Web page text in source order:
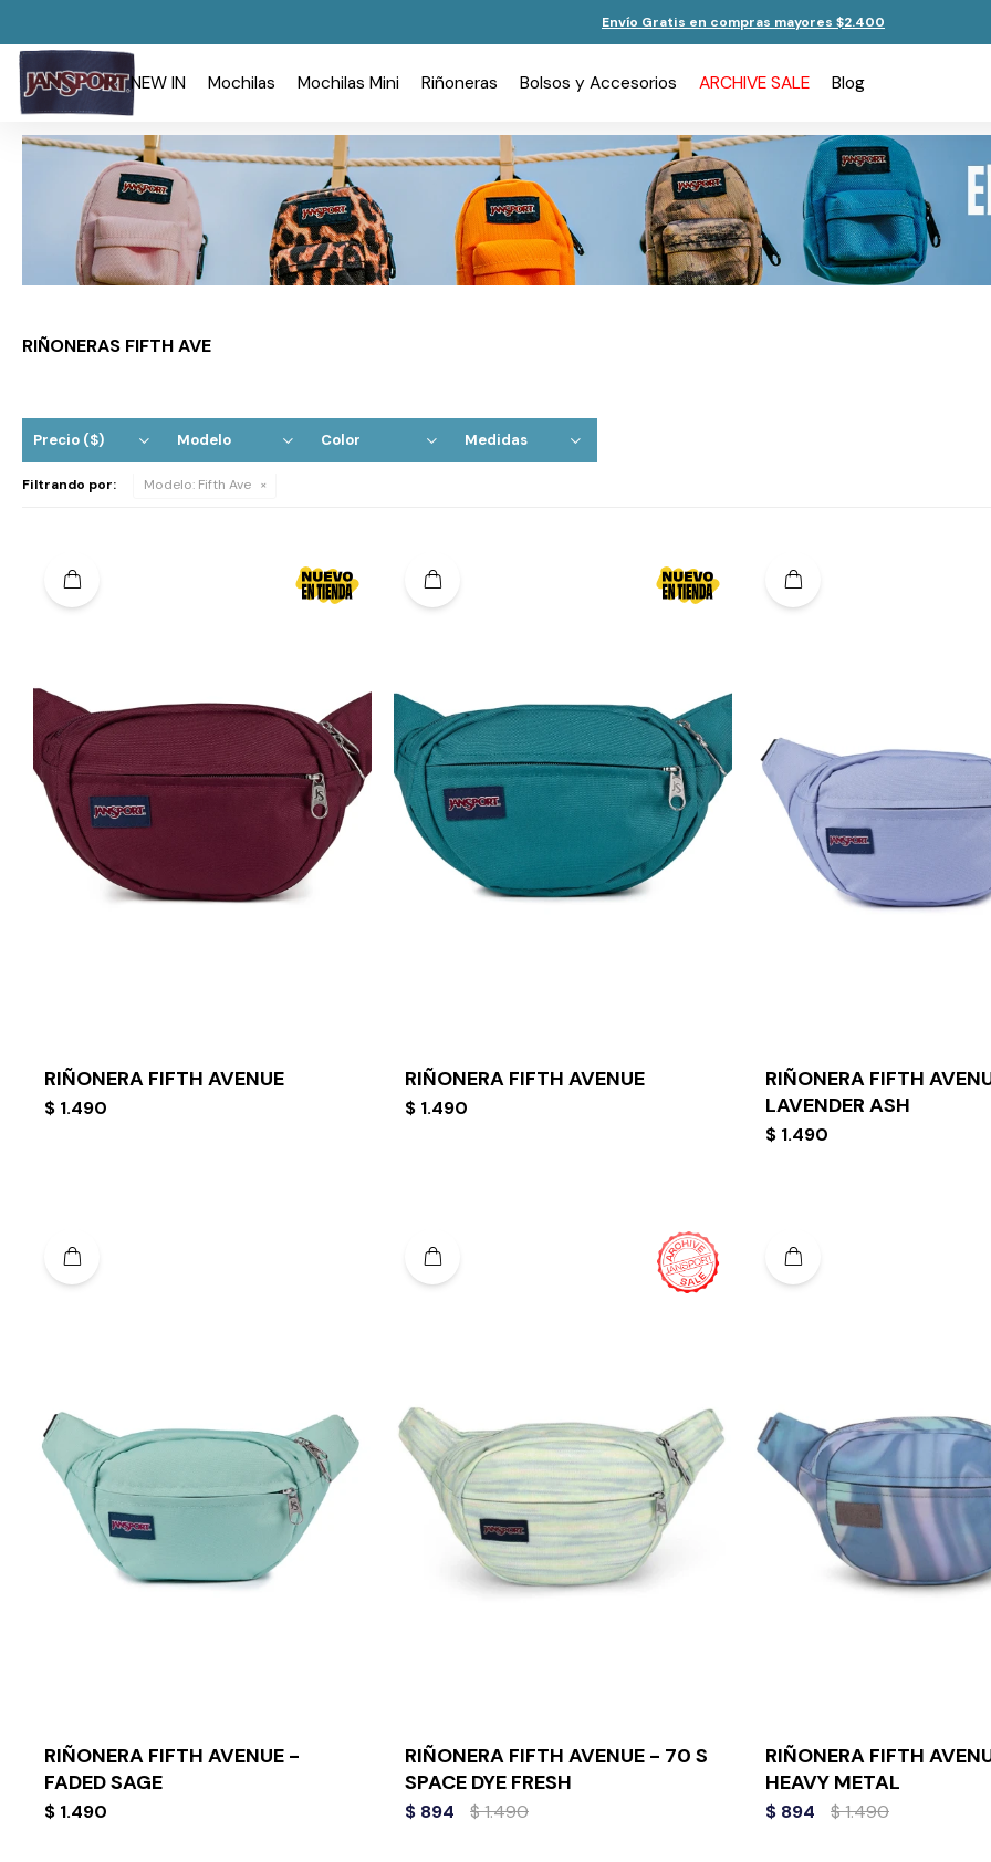
Envío Gratis en compras mayores $2.400
NEW IN Mochilas Mochilas Mini Riñoneras Bolsos y Accesorios ARCHIVE SALE Blog
RIÑONERAS FIFTH AVE
Precio ($) Modelo Color Medidas
Filtrando por: Modelo: Fifth Ave
RIÑONERA FIFTH AVENUE
$ 1.490
RIÑONERA FIFTH AVENUE
$ 1.490
RIÑONERA FIFTH
LAVENDER ASH
$ 1.490
RIÑONERA FIFTH AVENUE -
FADED SAGE
$ 1.490
RIÑONERA FIFTH AVENUE - 70 S
SPACE DYE FRESH
$ 894 $1.490
RIÑONERA FIFTH
HEAVY METAL
$ 894 $1.490